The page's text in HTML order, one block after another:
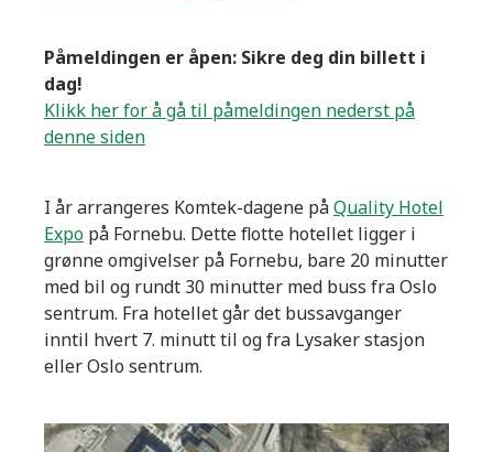
Påmeldingen er åpen: Sikre deg din billett i
dag!
Klikk her for å gå til påmeldingen nederst på
denne siden
I år arrangeres Komtek-dagene påQuality Hotel
Expo på Fornebu. Dette flotte hotellet ligger i
grønne omgivelser på Fornebu, bare 20 minutter
med bil og rundt 30 minutter med buss fra Oslo
sentrum. Fra hotellet går det bussavganger
inntil hvert 7. minutt til og fra Lysaker stasjon
eller Oslo sentrum.